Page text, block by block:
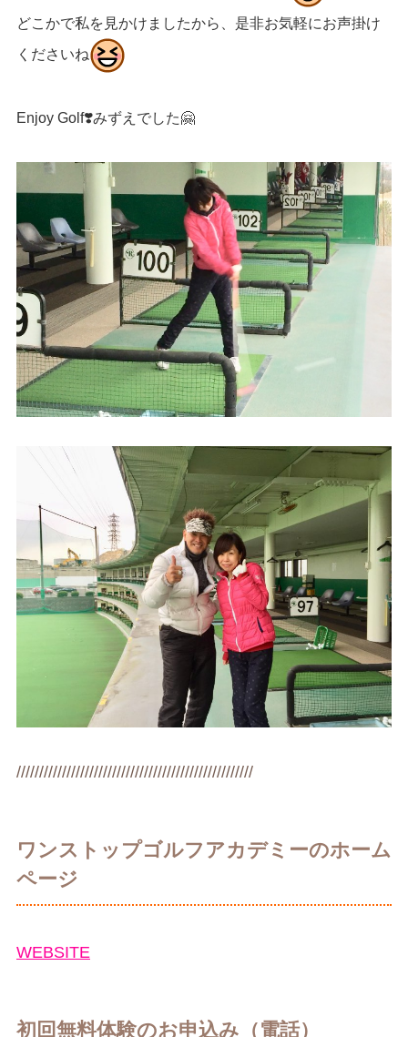
どこかで私を見かけましたから、是非お気軽にお声掛け
くださいね
Enjoy Golf❣️みずえでした🤗
////////////////////////////////////////////////////
ワンストップゴルフアカデミーのホーム
ページ
WEBSITE
初回無料体験のお申込み（電話）